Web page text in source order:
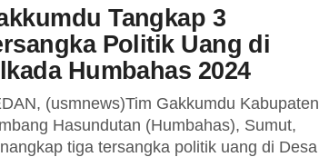
Tangkap 3
Politik Uang di
Humbahas 2024
(usmnews)Tim Gakkumdu Kabupaten
Hasundutan (Humbahas), Sumut,
tiga tersangka politik uang di Desa